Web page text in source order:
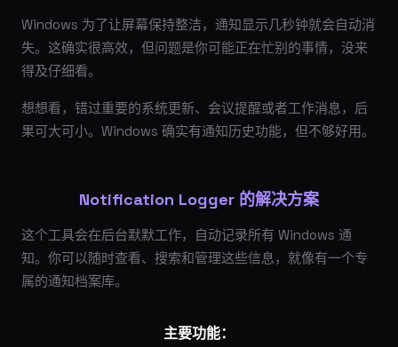
Windows 为了让屏幕保持整洁，通知显示几秒钟就会自动消
失。这确实很高效，但问题是你可能正在忙别的事情，没来
得及仔细看。
想想看，错过重要的系统更新、会议提醒或者工作消息，后
果可大可小。Windows 确实有通知历史功能，但不够好用。
Notification Logger 的解决方案
这个工具会在后台默默工作，自动记录所有 Windows 通
知。你可以随时查看、搜索和管理这些信息，就像有一个专
属的通知档案库。
主要功能：